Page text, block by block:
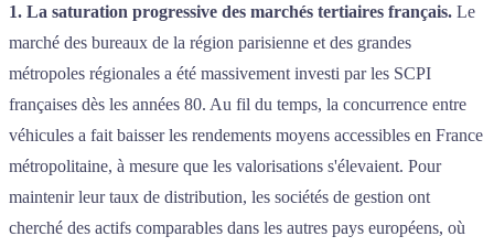
1. La saturation progressive des marchés tertiaires français. Le
marché des bureaux de la région parisienne et des grandes
métropoles régionales a été massivement investi par les SCPI
françaises dès les années 80. Au fil du temps, la concurrence entre
véhicules a fait baisser les rendements moyens accessibles en France
métropolitaine, à mesure que les valorisations s'élevaient. Pour
maintenir leur taux de distribution, les sociétés de gestion ont
cherché des actifs comparables dans les autres pays européens, où